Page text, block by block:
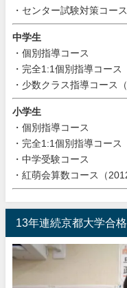
・センター試験対策コース
中学生
・個別指導コース
・完全1:1個別指導コース
・少数クラス指導コース
小学生
・個別指導コース
・完全1:1個別指導コース
・中学受験コース
・紅萌会算数コース（
13年連続京都大学合格